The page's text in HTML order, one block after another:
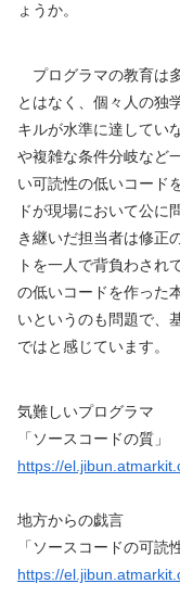
ょうか。
プログラマの教育は
とはなく、個々人の独
キルが水準に達してい
や複雑な条件分岐など
い可読性の低いコード
ドが現場において公に
き継いだ担当者は修正
トを一人で背負わされ
の低いコードを作った
いというのも問題で、
ではと感じています。
気難しいプログラマ
「ソースコードの質」
https://
地方からの戯言
「ソースコードの可読
https://